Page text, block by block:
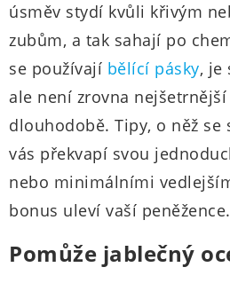
úsměv stydí kvůli křivým
zubům, a tak sahají po
se používají bělící pásky, je
ale není zrovna
dlouhodobě. Tipy, o něž se
vás překvapí svou
nebo minimálními
bonus uleví vaší peněžence.
Pomůže jablečný